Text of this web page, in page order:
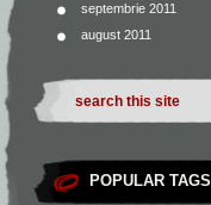
septembrie 2011
august 2011
POPULAR TAGS